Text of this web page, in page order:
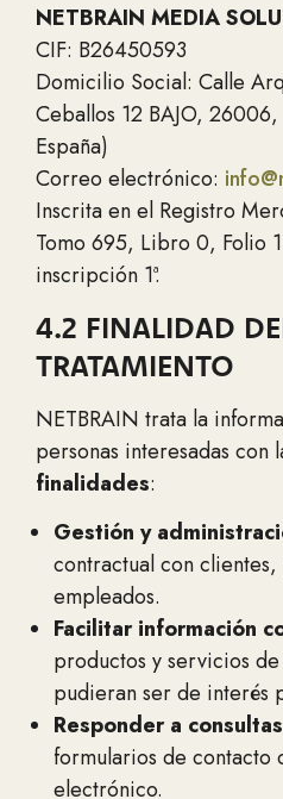
NETBRAIN MEDIA
CIF: B26450593
Domicilio Social: Calle
Ceballos 12 BAJO,
España)
Correo electrónico:
Inscrita en el Registro
Tomo 695, Libro 0, Folio
inscripción 1ª.
4.2 FINALIDAD
TRATAMIENTO
NETBRAIN trata la
personas interesadas con
finalidades:
Gestión y
contractual con
empleados.
Facilitar información
productos y servicios
pudieran ser de interés
Responder a consultas
formularios de contacto
electrónico.